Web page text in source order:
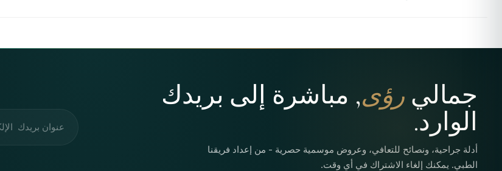
جمالي رؤى, مباشرة إلى بريدك
الوارد.
أدلة جراحية، ونصائح للتعافي، وعروض موسمية حصرية - من إعداد فريقنا
الطبي. يمكنك إلغاء الاشتراك في أي وقت.